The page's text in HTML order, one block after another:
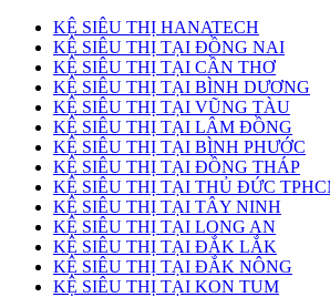
KỆ SIÊU THỊ HANATECH
KỆ SIÊU THỊ TẠI ĐỒNG NAI
KỆ SIÊU THỊ TẠI CẦN THƠ
KỆ SIÊU THỊ TẠI BÌNH DƯƠNG
KỆ SIÊU THỊ TẠI VŨNG TÀU
KỆ SIÊU THỊ TẠI LÂM ĐỒNG
KỆ SIÊU THỊ TẠI BÌNH PHƯỚC
KỆ SIÊU THỊ TẠI ĐỒNG THÁP
KỆ SIÊU THỊ TẠI THỦ ĐỨC
KỆ SIÊU THỊ TẠI TÂY NINH
KỆ SIÊU THỊ TẠI LONG AN
KỆ SIÊU THỊ TẠI ĐẮK LẮK
KỆ SIÊU THỊ TẠI ĐẮK NÔNG
KỆ SIÊU THỊ TẠI KON TUM